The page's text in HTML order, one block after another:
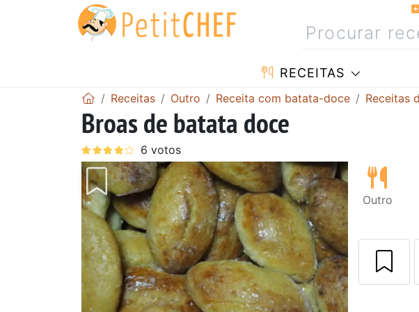
RECEITAS
Receitas Outro Receita com batata-doce Receitas
Broas de batata doce
Outro